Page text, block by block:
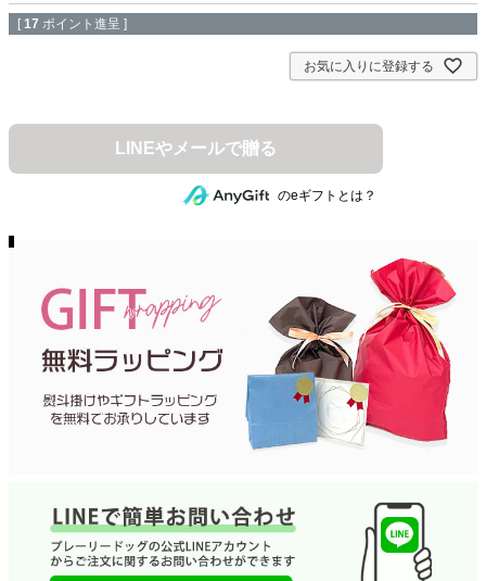
[ 17 ポイント進呈 ]
お気に入りに登録する
のeギフトとは？